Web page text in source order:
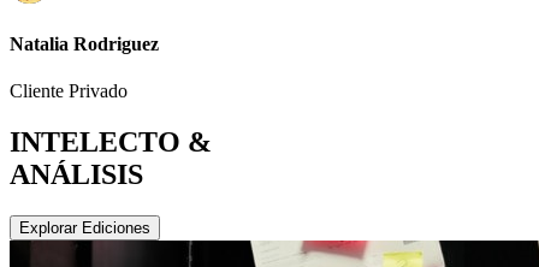
Natalia Rodriguez
Cliente Privado
INTELECTO &
ANÁLISIS
Explorar Ediciones